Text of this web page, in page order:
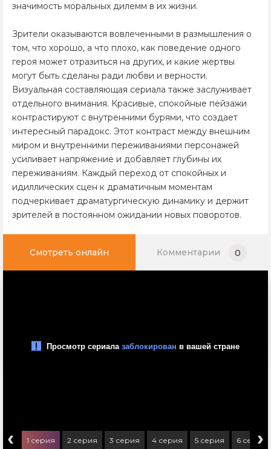
значимость моральных дилемм в их жизни.
Зрители оказываются вовлеченными в размышления о
том, что хорошо, а что плохо, как поведение одного
героя может отразиться на других, и какие жертвы
могут быть сделаны ради любви и верности.
Визуальная составляющая сериала также заслуживает
отдельного внимания. Красивые, спокойные пейзажи
контрастируют с внутренними бурями, что создает
интересный парадокс. Этот контраст между внешним
миром и внутренними переживаниями персонажей
усиливает напряжение и добавляет глубины их
переживаниям. Каждый переход от спокойных и
идиллических сцен к драматичным моментам
подчеркивает драматургическую динамику и держит
зрителей в постоянном ожидании новых поворотов.
Смотреть онлайн Комментарии 0
‹ 1 серия 2 серия 3 серия 4 серия 5 серия 6 серия
›